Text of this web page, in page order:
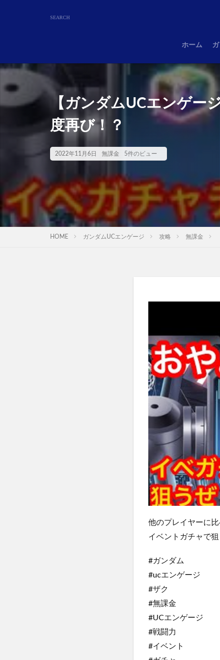
ホーム
【ガンダムUCエンゲー
度再び！？
2022年11月6日 無課金 5件のビュー
HOME ガンダムUCエンゲージ 攻略 無課金
他のプレイヤーに
イベントガチャで
#ガンダム
#ucエンゲージ
#ザク
#無課金
#UCエンゲージ
#戦闘力
#イベント